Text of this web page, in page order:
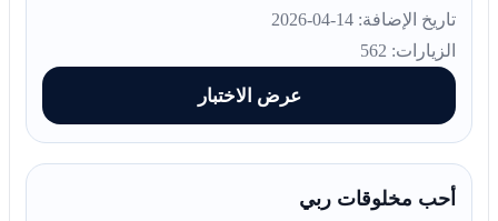
تاريخ الإضافة: 14-04-2026
الزيارات: 562
عرض الاختبار
أحب مخلوقات ربي